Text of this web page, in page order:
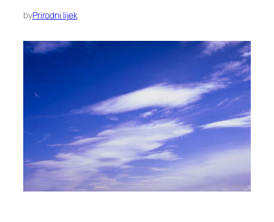
byPrirodni lijek